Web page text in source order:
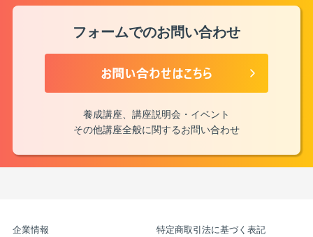
フォームでのお問い合わせ
養成講座、講座説明会・イベント
その他講座全般に関するお問い合わせ
企業情報 特定商取引法に基づく表記